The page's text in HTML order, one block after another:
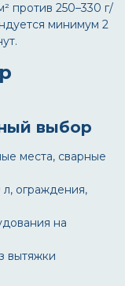
против 250–330 г/
минимум 2
выбор
места, сварные
ограждения,
на
вытяжки